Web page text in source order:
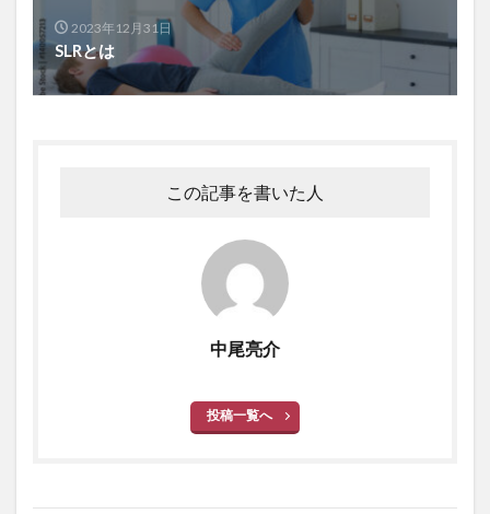
2023年12月31日
SLRとは
この記事を書いた人
中尾亮介
投稿一覧へ